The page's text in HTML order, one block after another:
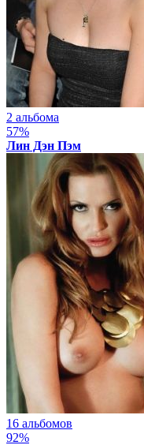
2 альбома
57%
Лин Дэн Пэм
16 альбомов
92%